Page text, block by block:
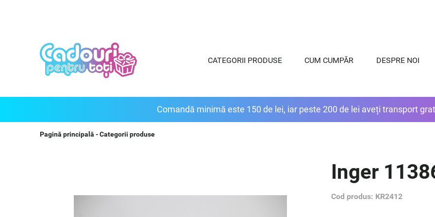
CATEGORII PRODUSE CUM CUMPĂR DESPRE NOI
Comandă minimă este 150 de lei, iar peste 200 de lei aveți transport
Pagină principală -Categorii produse
Inger
Cod produs: KR2412